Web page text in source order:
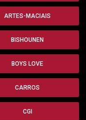
ARTES-MACIAIS
BISHOUNEN
BOYS LOVE
CARROS
CGI